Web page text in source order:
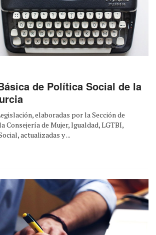
de Política Social de la
elaboradas por la Sección de
Consejería de Mujer, Igualdad, LGTBI,
actualizadas y ...